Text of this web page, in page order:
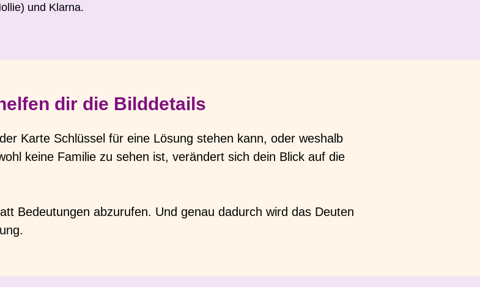
und Klarna.
dir die Bilddetails
Karte Schlüssel für eine Lösung stehen kann, oder weshalb
keine Familie zu sehen ist, verändert sich dein Blick auf die
Bedeutungen abzurufen. Und genau dadurch wird das Deuten